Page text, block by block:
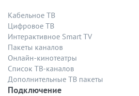
Кабельное ТВ
Цифровое ТВ
Интерактивное Smart TV
Пакеты каналов
Онлайн-кинотеатры
Список ТВ-каналов
Дополнительные ТВ пакеты
Подключение